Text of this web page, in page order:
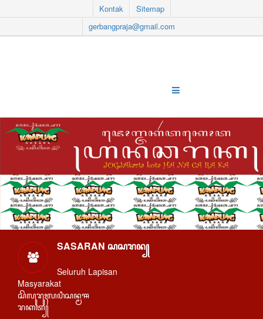
Kontak
Sitemap
gerbangpraja@gmail.com
SASARAN ꦱꦱꦫꦤ꧀
Seluruh Lapisan
Masyarakat
ꦱꦼꦭꦸꦫꦸꦃꦭꦥꦶꦱꦤ꧀ꦩꦯ
ꦫꦏꦠ꧀